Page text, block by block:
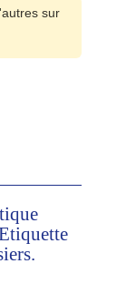
sur